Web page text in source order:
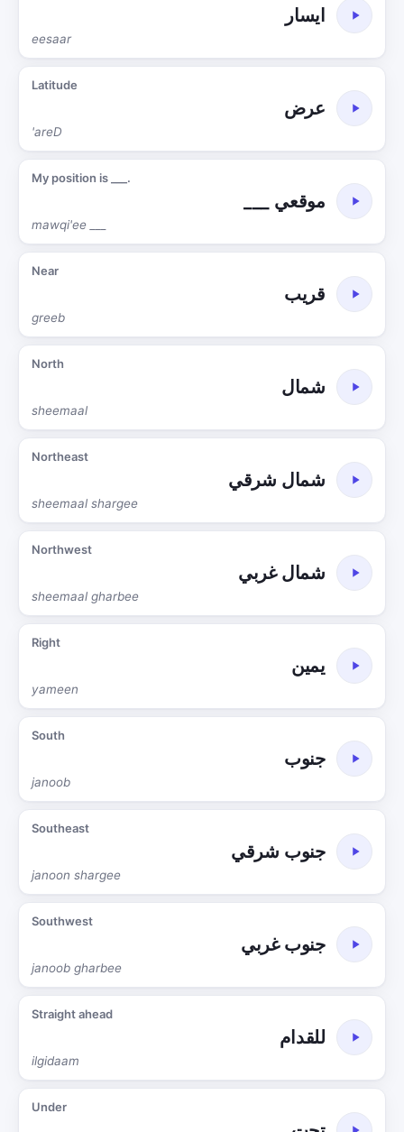
ايسار
eesaar
Latitude
عرض
'areD
My position is ___.
موقعي ___
mawqi'ee ___
Near
قريب
greeb
North
شمال
sheemaal
Northeast
شمال شرقي
sheemaal shargee
Northwest
شمال غربي
sheemaal gharbee
Right
يمين
yameen
South
جنوب
janoob
Southeast
جنوب شرقي
janoon shargee
Southwest
جنوب غربي
janoob gharbee
Straight ahead
للقدام
ilgidaam
Under